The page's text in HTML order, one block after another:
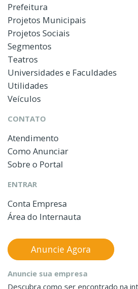
Prefeitura
Projetos Municipais
Projetos Sociais
Segmentos
Teatros
Universidades e Faculdades
Utilidades
Veículos
CONTATO
Atendimento
Como Anunciar
Sobre o Portal
ENTRAR
Conta Empresa
Área do Internauta
Anuncie sua empresa
Descubra como ser encontrado na
Anuncie Agora